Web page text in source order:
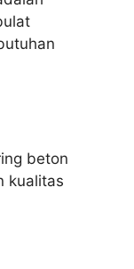
beton
kualitas